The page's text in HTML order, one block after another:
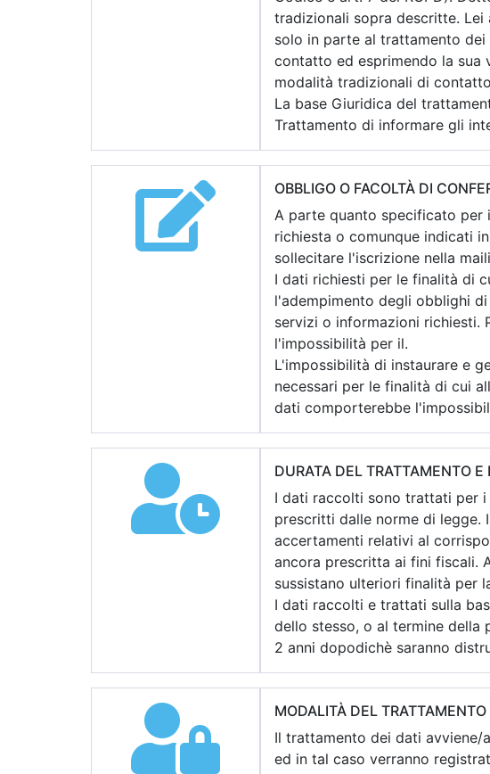
tradizionali sopra descritte.
solo in parte al trattamento
contatto ed esprimendo la sua
modalità tradizionali di
La base Giuridica del
Trattamento di informare gli
OBBLIGO O FACOLTÀ DI
A parte quanto specificato per
richiesta o comunque indicati
sollecitare l'iscrizione nella
I dati richiesti per le finalità di
l'adempimento degli obblighi
servizi o informazioni richiesti.
l'impossibilità per il.
L'impossibilità di instaurare e
necessari per le finalità di cui
dati comporterebbe
DURATA DEL TRATTAMENTO E
I dati raccolti sono trattati per
prescritti dalle norme di legge.
accertamenti relativi al
ancora prescritta ai fini fiscali.
sussistano ulteriori finalità per
I dati raccolti e trattati sulla
dello stesso, o al termine della
2 anni dopodichè saranno
MODALITÀ DEL TRATTAMENTO
Il trattamento dei dati avviene/
ed in tal caso verranno